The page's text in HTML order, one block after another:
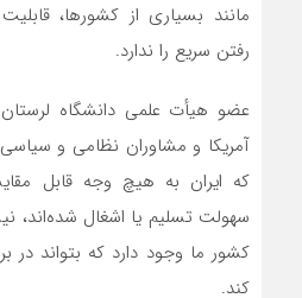
مانند بسیاری از کشورها،
رفتن سریع را ندارد.
عضو هیأت علمی دانشگاه
آمریکا و مشاوران نظامی و سیاسی
که ایران به هیچ وجه قابل
سهولت تسلیم یا اشغال شده‌اند،
کشور ما وجود دارد که بتواند در
کند.